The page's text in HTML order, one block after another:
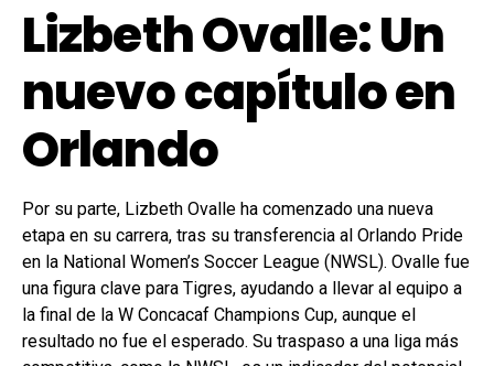
Lizbeth Ovalle: Un
nuevo capítulo en
Orlando
Por su parte, Lizbeth Ovalle ha comenzado una nueva
etapa en su carrera, tras su transferencia al Orlando Pride
en la National Women’s Soccer League (NWSL). Ovalle fue
una figura clave para Tigres, ayudando a llevar al equipo a
la final de la W Concacaf Champions Cup, aunque el
resultado no fue el esperado. Su traspaso a una liga más